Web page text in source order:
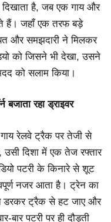
है, जब एक गाय और
हैं। जहाँ एक तरफ बड़े
और समझदारी ने मिलकर
को जिसने भी देखा, उसने
को सलाम किया।
रहा ड्राइवर
रेलवे ट्रैक पर तेजी से
दिशा में एक तेज रफ्तार
पटरी के किनारे से शूट
नजर आता है। ट्रेन का
डरकर ट्रैक से हट जाए और
बार पटरी पर ही दौड़ती